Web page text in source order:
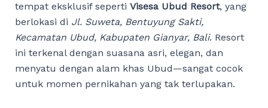
tempat eksklusif seperti Visesa Ubud Resort, yang
berlokasi di Jl. Suweta, Bentuyung Sakti,
Kecamatan Ubud, Kabupaten Gianyar, Bali. Resort
ini terkenal dengan suasana asri, elegan, dan
menyatu dengan alam khas Ubud—sangat cocok
untuk momen pernikahan yang tak terlupakan.